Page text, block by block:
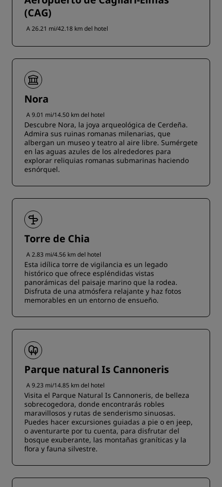
(CAG)
A 26.21 mi/42.18 km del hotel
Nora
A 9.01 mi/14.50 km del hotel
Descubre Nora, la joya arqueológica de Cerdeña.
Admira sus ruinas romanas milenarias, que
albergan un museo y teatro al aire libre. Sumérgete
en las aguas azules de los alrededores para
explorar reliquias romanas submarinas haciendo
esnórquel.
Torre de Chia
A 2.83 mi/4.56 km del hotel
Esta idílica torre de vigilancia es un legado
histórico que ofrece espléndidas vistas
panorámicas del paisaje marino que la rodea.
Disfruta de una atmósfera relajante y haz fotos
memorables en un entorno de ensueño.
Parque natural Is Cannoneris
A 9.23 mi/14.85 km del hotel
Visita el Parque Natural Is Cannoneris, de belleza
sobrecogedora, donde encontrarás robles
maravillosos y rutas de senderismo sinuosas.
Puedes hacer excursiones guiadas a pie o en jeep,
o aventurarte por tu cuenta, para disfrutar del
bosque exuberante, las montañas graníticas y la
flora y fauna silvestre.